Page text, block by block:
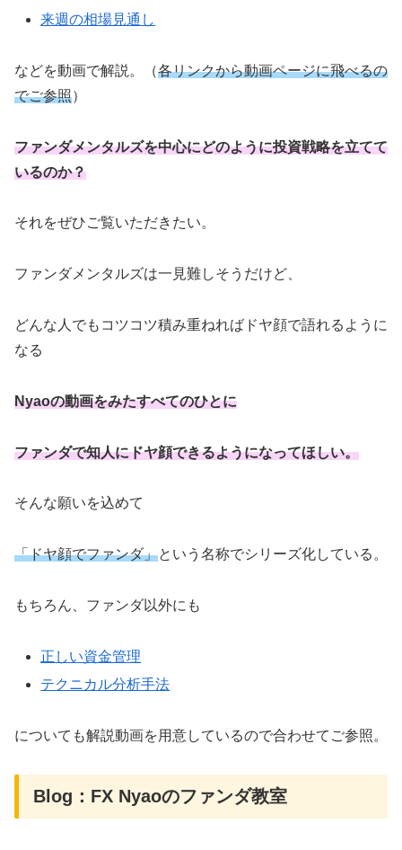
来週の相場見通し
などを動画で解説。（各リンクから動画ページに飛べるの
でご参照）
ファンダメンタルズを中心にどのように投資戦略を立てて
いるのか？
それをぜひご覧いただきたい。
ファンダメンタルズは一見難しそうだけど、
どんな人でもコツコツ積み重ねればドヤ顔で語れるように
なる
Nyaoの動画をみたすべてのひとに
ファンダで知人にドヤ顔できるようになってほしい。
そんな願いを込めて
「ドヤ顔でファンダ」という名称でシリーズ化している。
もちろん、ファンダ以外にも
正しい資金管理
テクニカル分析手法
についても解説動画を用意しているので合わせてご参照。
Blog：FX Nyaoのファンダ教室